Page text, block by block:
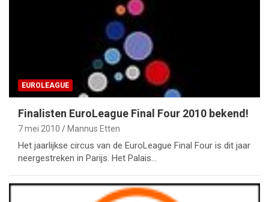
EUROLEAGUE
Finalisten EuroLeague Final Four 2010 bekend!
7 mei 2010 Mannus Etten
Het jaarlijkse circus van de EuroLeague Final Four is dit jaar
neergestreken in Parijs. Het Palais…